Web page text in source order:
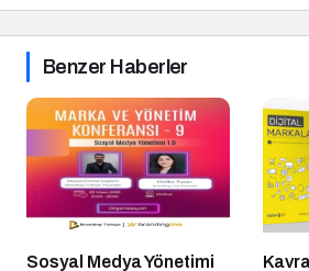
Benzer Haberler
Sosyal Medya Yönetimi